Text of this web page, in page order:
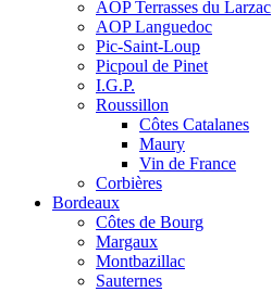
AOP Terrasses du Larzac
AOP Languedoc
Pic-Saint-Loup
Picpoul de Pinet
I.G.P.
Roussillon
Côtes Catalanes
Maury
Vin de France
Corbières
Bordeaux
Côtes de Bourg
Margaux
Montbazillac
Sauternes